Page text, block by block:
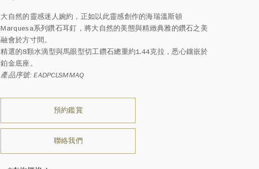
大自然的靈感迷人婉約，正如以此靈感創作的海瑞溫斯頓
Marquesa系列鑽石耳釘，將大自然的美態與精緻典雅的鑽石之美
融會於方寸間。
精選的8顆水滴型與馬眼型切工鑽石總重約1.44克拉，悉心鑲嵌於
鉑金底座。
產品序號: EADPCLSMMAQ
預約鑑賞
聯絡我們